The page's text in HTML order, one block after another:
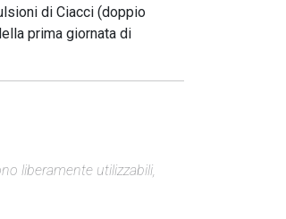
di Ciacci (doppio
prima giornata di
liberamente utilizzabili,